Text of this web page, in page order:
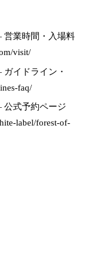
業時間・入場料
visit/
イドライン・
faq/
式予約ページ
label/forest-of-